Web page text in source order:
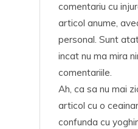
comentariu cu
articol anume,
personal. Sunt
incat nu ma mira
comentariile.
Ah, ca sa nu mai
articol cu o
confunda cu